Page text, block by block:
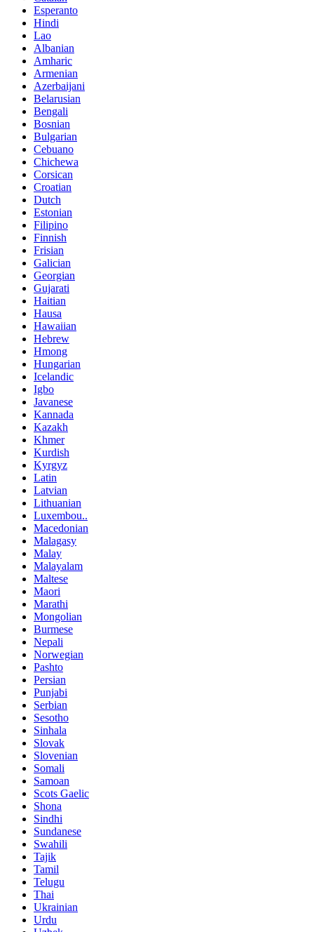
Esperanto
Hindi
Lao
Albanian
Amharic
Armenian
Azerbaijani
Belarusian
Bengali
Bosnian
Bulgarian
Cebuano
Chichewa
Corsican
Croatian
Dutch
Estonian
Filipino
Finnish
Frisian
Galician
Georgian
Gujarati
Haitian
Hausa
Hawaiian
Hebrew
Hmong
Hungarian
Icelandic
Igbo
Javanese
Kannada
Kazakh
Khmer
Kurdish
Kyrgyz
Latin
Latvian
Lithuanian
Luxembou..
Macedonian
Malagasy
Malay
Malayalam
Maltese
Maori
Marathi
Mongolian
Burmese
Nepali
Norwegian
Pashto
Persian
Punjabi
Serbian
Sesotho
Sinhala
Slovak
Slovenian
Somali
Samoan
Scots Gaelic
Shona
Sindhi
Sundanese
Swahili
Tajik
Tamil
Telugu
Thai
Ukrainian
Urdu